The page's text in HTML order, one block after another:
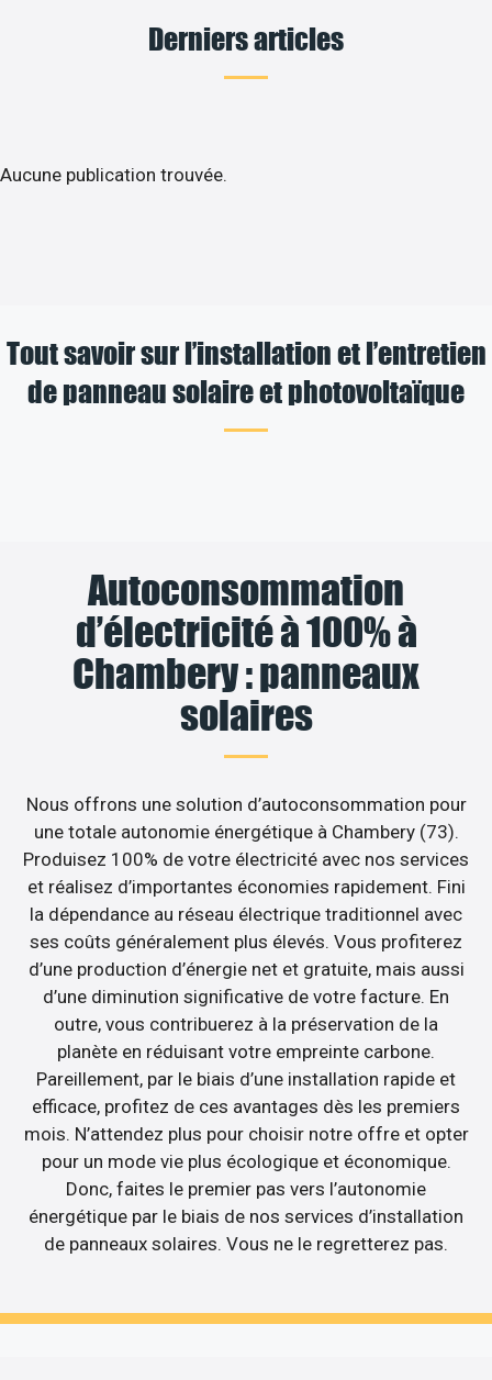
Derniers articles
Aucune publication trouvée.
Tout savoir sur l’installation et l’entretien
de panneau solaire et photovoltaïque
Autoconsommation
d’électricité à 100% à
Chambery : panneaux
solaires
Nous offrons une solution d’autoconsommation pour
une totale autonomie énergétique à Chambery (73).
Produisez 100% de votre électricité avec nos services
et réalisez d’importantes économies rapidement. Fini
la dépendance au réseau électrique traditionnel avec
ses coûts généralement plus élevés. Vous profiterez
d’une production d’énergie net et gratuite, mais aussi
d’une diminution significative de votre facture. En
outre, vous contribuerez à la préservation de la
planète en réduisant votre empreinte carbone.
Pareillement, par le biais d’une installation rapide et
efficace, profitez de ces avantages dès les premiers
mois. N’attendez plus pour choisir notre offre et opter
pour un mode vie plus écologique et économique.
Donc, faites le premier pas vers l’autonomie
énergétique par le biais de nos services d’installation
de panneaux solaires. Vous ne le regretterez pas.